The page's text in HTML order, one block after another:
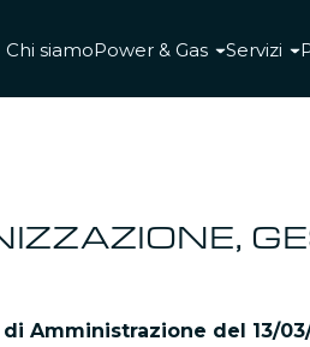
Chi siamoPower & Gas Servizi
Amministrazione del 13/